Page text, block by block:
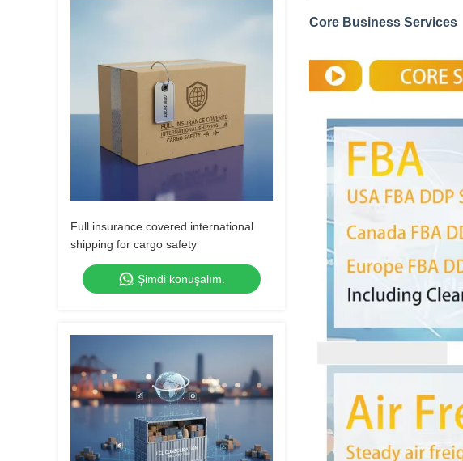
Full insurance covered international
shipping for cargo safety
Şimdi konuşalım.
Core Business Services